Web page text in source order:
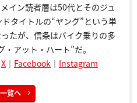
イン読者層は50代とそのジュ
タイトルの“ヤング”という単
たが、信条はバイク乗りの多
アット・ハート”だ。
X ｜ Facebook ｜ Instagram
覧へ